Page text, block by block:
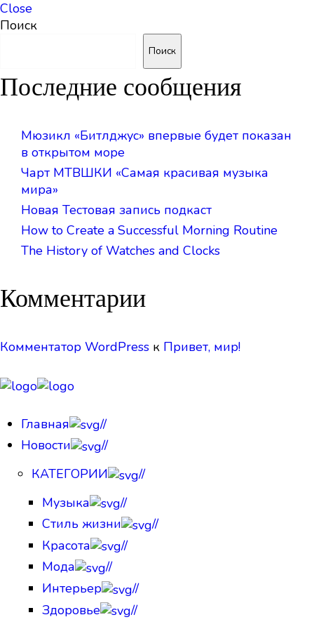
Close
Поиск
Поиск
Последние сообщения
Мюзикл «Битлджус» впервые будет показан
в открытом море
Чарт МТВШКИ «Самая красивая музыка
мира»
Новая Тестовая запись подкаст
How to Create a Successful Morning Routine
The History of Watches and Clocks
Комментарии
Комментатор WordPress к Привет, мир!
Главная
//
Новости
//
КАТЕГОРИИ
//
Музыка
//
Стиль жизни
//
Красота
//
Мода
//
Интерьер
//
Здоровье
//